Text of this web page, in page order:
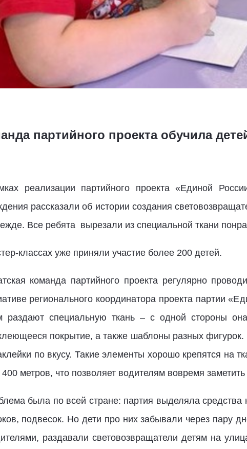
партийного проекта обучила
реализации партийного проекта «Единой
рассказали об истории создания
Все ребята вырезали из специальной ткани
классах уже приняли участие более 200 детей.
команда партийного проекта регулярно
регионального координатора проекта партии
раздают специальную ткань – с одной стороны
покрытие, а также шаблоны разных фигурок.
по вкусу. Такие элементы хорошо крепятся на
метров, что позволяет водителям вовремя
была по всей стране: партия выделяла
подвесок. Но дети про них забывали через пару
раздавали световозвращатели детям на